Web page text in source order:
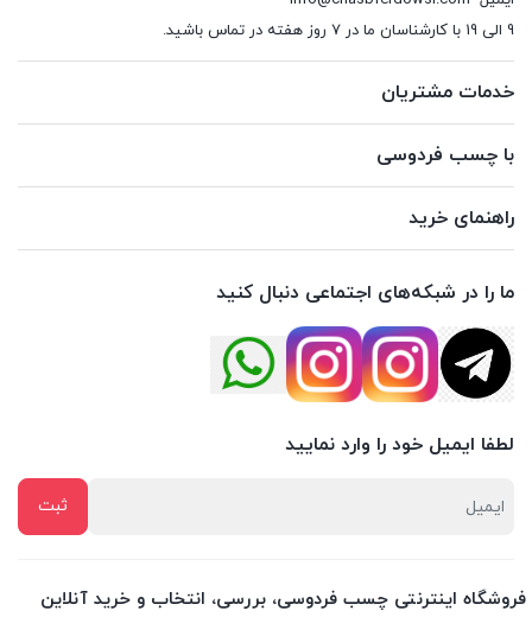
9 الی 19 با کارشناسان ما در 7 روز هفته در تماس باشید.
خدمات مشتریان
با چسب فردوسی
راهنمای خرید
ما را در شبکه‌های اجتماعی دنبال کنید
لطفا ایمیل خود را وارد نمایید
فروشگاه اینترنتی چسب فردوسی، بررسی، انتخاب و خرید آنلاین